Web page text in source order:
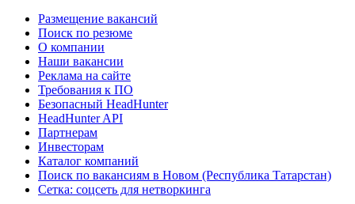
Размещение вакансий
Поиск по резюме
О компании
Наши вакансии
Реклама на сайте
Требования к ПО
Безопасный HeadHunter
HeadHunter API
Партнерам
Инвесторам
Каталог компаний
Поиск по вакансиям в Новом (Республика Татарстан)
Сетка: соцсеть для нетворкинга